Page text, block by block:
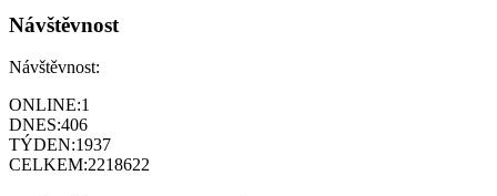
Návštěvnost
Návštěvnost:
ONLINE:1
DNES:406
TÝDEN:1937
CELKEM:2218622